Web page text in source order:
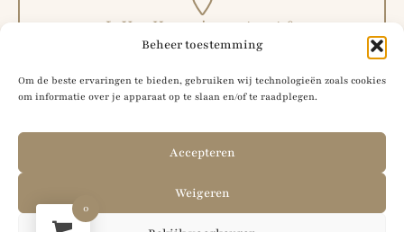
Beheer toestemming
Om de beste ervaringen te bieden, gebruiken wij technologieën zoals cookies
om informatie over je apparaat op te slaan en/of te raadplegen.
Accepteren
Weigeren
L. Van Hoeymissenstraat 6,
Malderen, België
0